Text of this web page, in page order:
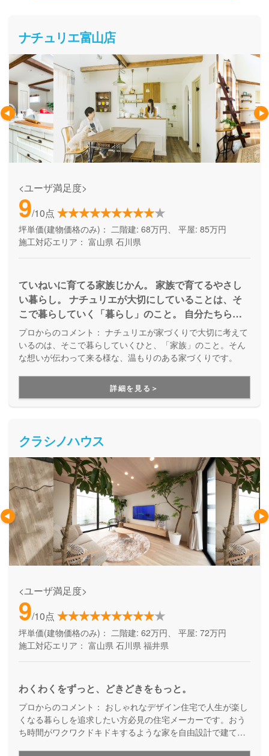
ナチュリエ富山店
<ユーザ満足度>
9/10点
坪単価(建物価格のみ)： 二階建: 68万円、 平屋: 85万円
施工対応エリア： 富山県 石川県
ていねいに育てる家族じかん。 家族で育てるやさし
い暮らし。 ナチュリエが大切にしていることは、そ
こで暮らしていく「暮らし」のこと。 自分たちらし
く、ぎゅっと抱きしめたくなる家族の時間を積み重ね
ていける、そんな空間を提供しています。
プロからのコメント： ナチュリエが家づくりで大切に考えて
いるのは、そこで暮らしていくひと、「家族」のこと。そん
な想いが伝わって来る様な、温もりのある家づくりです。
詳細を見る＞
クラシノハウス
<ユーザ満足度>
9/10点
坪単価(建物価格のみ)： 二階建: 62万円、 平屋: 72万円
施工対応エリア： 富山県 石川県 福井県
わくわくをずっと、どきどきをもっと。
プロからのコメント： おしゃれなデザイン住宅で人生が楽し
くなる暮らしを追求したい方必見の住宅メーカーです。おう
ち時間がワクワクドキドキするような家を自由設計で建てた